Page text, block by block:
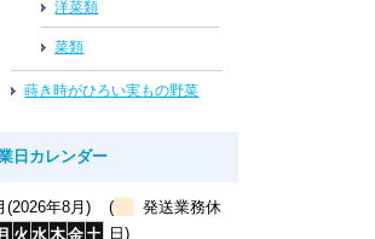
洋菜類
菜類
蒔き時がひろい実もの野菜
日カレンダー
(2026年8月)
火 水木金土
(
発送業務休
日)